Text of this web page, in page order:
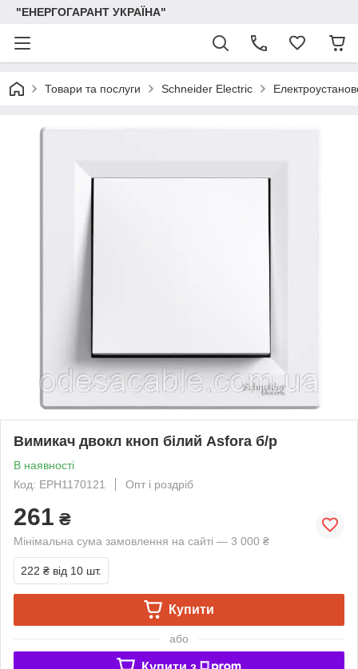
"ЕНЕРГОГАРАНТ УКРАЇНА"
Товари та послуги Schneider Electric
Вимикач двокл кноп білий Asfora б/р
В наявності
Код: EPH1170121
Опт і роздріб
261 ₴
Мінімальна сума замовлення на сайті — 3 000 ₴
222 ₴ від 10 шт.
Купити
або